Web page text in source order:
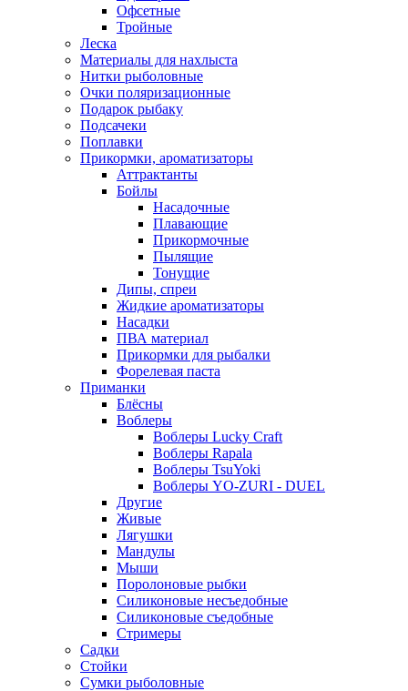
Офсетные
Тройные
Леска
Материалы для нахлыста
Нитки рыболовные
Очки поляризационные
Подарок рыбаку
Подсачеки
Поплавки
Прикормки, ароматизаторы
Аттрактанты
Бойлы
Насадочные
Плавающие
Прикормочные
Пылящие
Тонущие
Дипы, спреи
Жидкие ароматизаторы
Насадки
ПВА материал
Прикормки для рыбалки
Форелевая паста
Приманки
Блёсны
Воблеры
Воблеры Lucky Craft
Воблеры Rapala
Воблеры TsuYoki
Воблеры YO-ZURI - DUEL
Другие
Живые
Лягушки
Мандулы
Мыши
Поролоновые рыбки
Силиконовые несъедобные
Силиконовые съедобные
Стримеры
Садки
Стойки
Сумки рыболовные